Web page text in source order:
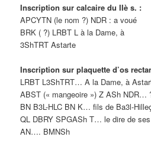
Inscription sur calcaire du IIè s. :
APCYTN (le nom ?) NDR : a voué
BRK ( ?) LRBT L à la Dame, à
3ShTRT Astarte
Inscription sur plaquette d’os
LRBT L3ShTRT… A la Dame, à
ABST (« mangeoire ») Z ASh NDR…
BN B3L-HLC BN K… fils de Ba3l-
QL DBRY SPGASh T… le dire de
AN…. BMNSh